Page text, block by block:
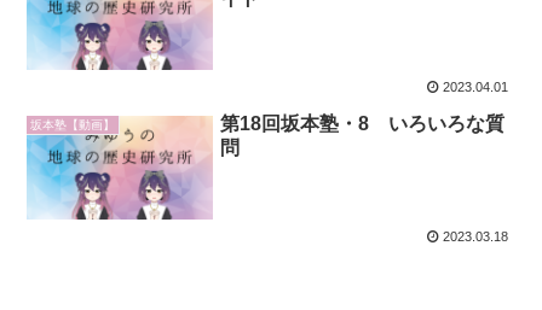
2023.04.01
坂本塾【動画】
第18回坂本塾・8 いろいろな質
問
2023.03.18